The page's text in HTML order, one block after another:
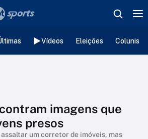
Vídeos Eleições
imagens que
presos
assaltar um corretor de imóveis, mas